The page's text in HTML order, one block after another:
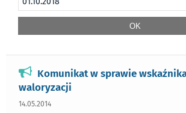
Komunikat w sprawie
waloryzacji
14.05.2014